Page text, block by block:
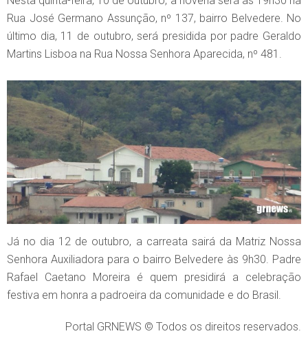
Rua José Germano Assunção, nº 137, bairro Belvedere. No
último dia, 11 de outubro, será presidida por padre Geraldo
Martins Lisboa na Rua Nossa Senhora Aparecida, nº 481.
Já no dia 12 de outubro, a carreata sairá da Matriz Nossa
Senhora Auxiliadora para o bairro Belvedere às 9h30. Padre
Rafael Caetano Moreira é quem presidirá a celebração
festiva em honra a padroeira da comunidade e do Brasil.
Portal GRNEWS © Todos os direitos reservados.